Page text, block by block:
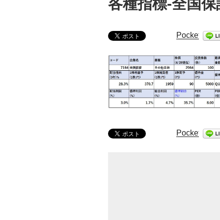
各種指標-全国保
Pocket
Pocket